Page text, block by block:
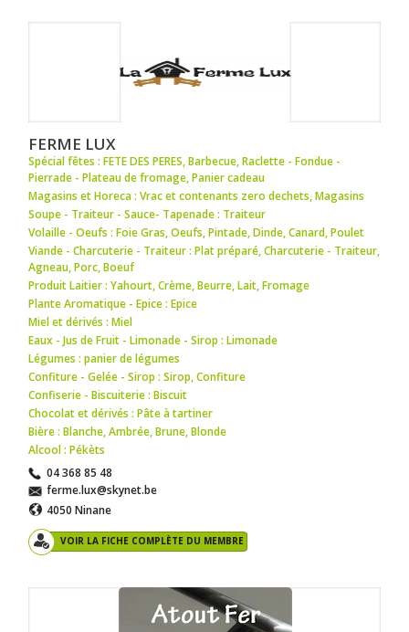
FERME LUX
Spécial fêtes : FETE DES PERES,Barbecue,Raclette - Fondue -
Pierrade - Plateau de fromage,Panier cadeau
Magasins et Horeca : Vrac et contenants zero dechets,Magasins
Soupe - Traiteur - Sauce- Tapenade : Traiteur
Volaille - Oeufs : Foie Gras,Oeufs,Pintade,Dinde,Canard,Poulet
Viande - Charcuterie - Traiteur : Plat préparé,Charcuterie - Traiteur,
Agneau,Porc,Boeuf
Produit Laitier : Yahourt,Crème,Beurre,Lait,Fromage
Plante Aromatique - Epice : Epice
Miel et dérivés : Miel
Eaux - Jus de Fruit - Limonade - Sirop : Limonade
Légumes : panier de légumes
Confiture - Gelée - Sirop : Sirop,Confiture
Confiserie - Biscuiterie : Biscuit
Chocolat et dérivés : Pâte à tartiner
Bière : Blanche,Ambrée,Brune,Blonde
Alcool : Pékèts
04 368 85 48
ferme.lux@skynet.be
4050 Ninane
VOIR LA FICHE COMPLÈTE DU MEMBRE